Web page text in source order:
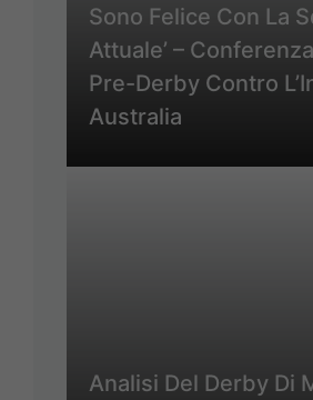
Sono Felice Con La
Attuale’ –
Pre-Derby Contro
Australia
Analisi Del Derby Di